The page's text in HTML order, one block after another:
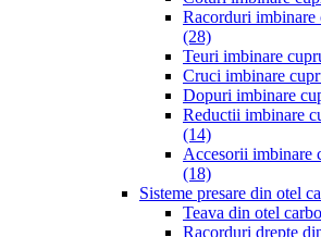
Racorduri imbinare
(28)
Teuri imbinare
Cruci imbinare
Dopuri imbinare
Reductii imbinare
(14)
Accesorii imbinare
(18)
Sisteme presare din otel
Teava din otel
Racorduri drepte